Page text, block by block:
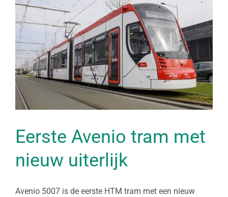
grotere
afbeelding
Eerste Avenio tram met
nieuw uiterlijk
Avenio 5007 is de eerste HTM tram met een nieuw